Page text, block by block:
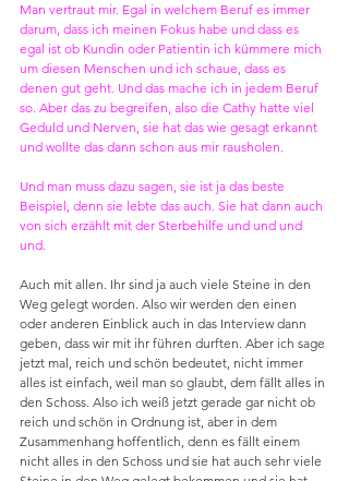
Man vertraut mir. Egal in welchem Beruf es immer
darum, dass ich meinen Fokus habe und dass es
egal ist ob Kundin oder Patientin ich kümmere mich
um diesen Menschen und ich schaue, dass es
denen gut geht. Und das mache ich in jedem Beruf
so. Aber das zu begreifen, also die Cathy hatte viel
Geduld und Nerven, sie hat das wie gesagt erkannt
und wollte das dann schon aus mir rausholen.
Und man muss dazu sagen, sie ist ja das beste
Beispiel, denn sie lebte das auch. Sie hat dann auch
von sich erzählt mit der Sterbehilfe und und und
und.
Auch mit allen. Ihr sind ja auch viele Steine in den
Weg gelegt worden. Also wir werden den einen
oder anderen Einblick auch in das Interview dann
geben, dass wir mit ihr führen durften. Aber ich sage
jetzt mal, reich und schön bedeutet, nicht immer
alles ist einfach, weil man so glaubt, dem fällt alles in
den Schoss. Also ich weiß jetzt gerade gar nicht ob
reich und schön in Ordnung ist, aber in dem
Zusammenhang hoffentlich, denn es fällt einem
nicht alles in den Schoss und sie hat auch sehr viele